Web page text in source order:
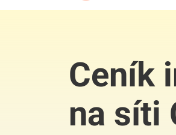
Ceník
na síti